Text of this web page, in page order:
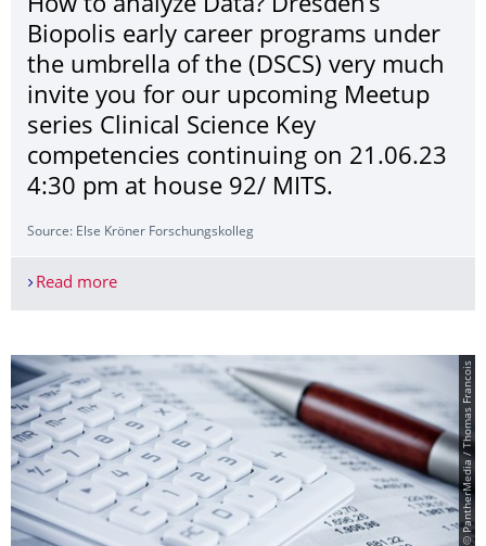
How to analyze Data? Dresden’s
Biopolis early career programs under
the umbrella of the (DSCS) very much
invite you for our upcoming Meetup
series Clinical Science Key
competencies continuing on 21.06.23
4:30 pm at house 92/ MITS.
Source: Else Kröner Forschungs­kolleg
Read moreHow to analyze Data? Dresden’s Biopolis early
© PantherMedia / Thomas Francois